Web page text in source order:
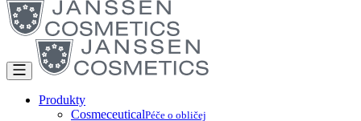
Produkty
CosmeceuticalPéče o obličej